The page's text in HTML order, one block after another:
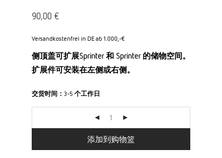
90,00 €
Versandkostenfrei in DE ab 1.000,-€
侧顶盖可扩展Sprinter 和 Sprinter 的储物空间。
扩展件可安装在左侧或右侧。
交货时间： 3-5 个工作日
添加到购物篮